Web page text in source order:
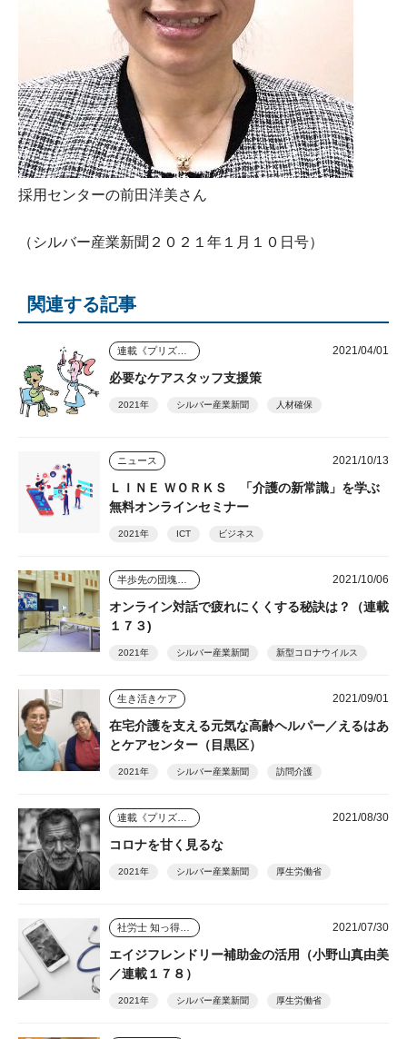
採用センターの前田洋美さん
（シルバー産業新聞２０２１年１月１０日号）
関連する記事
連載《プリズム》 2021/04/01
必要なケアスタッフ支援策
2021年 シルバー産業新聞 人材確保
ニュース 2021/10/13
ＬＩＮＥ ＷＯＲＫＳ 「介護の新常識」を学ぶ
無料オンラインセミナー
2021年 ICT ビジネス
半歩先の団塊シニアビジネス 2021/10/06
オンライン対話で疲れにくくする秘訣は？（連載
１７３)
2021年 シルバー産業新聞 新型コロナウイルス
生き活きケア 2021/09/01
在宅介護を支える元気な高齢ヘルパー／えるはあ
とケアセンター（目黒区）
2021年 シルバー産業新聞 訪問介護
連載《プリズム》 2021/08/30
コロナを甘く見るな
2021年 シルバー産業新聞 厚生労働省
社労士 知っ得情報 2021/07/30
エイジフレンドリー補助金の活用（小野山真由美
／連載１７８）
2021年 シルバー産業新聞 厚生労働省